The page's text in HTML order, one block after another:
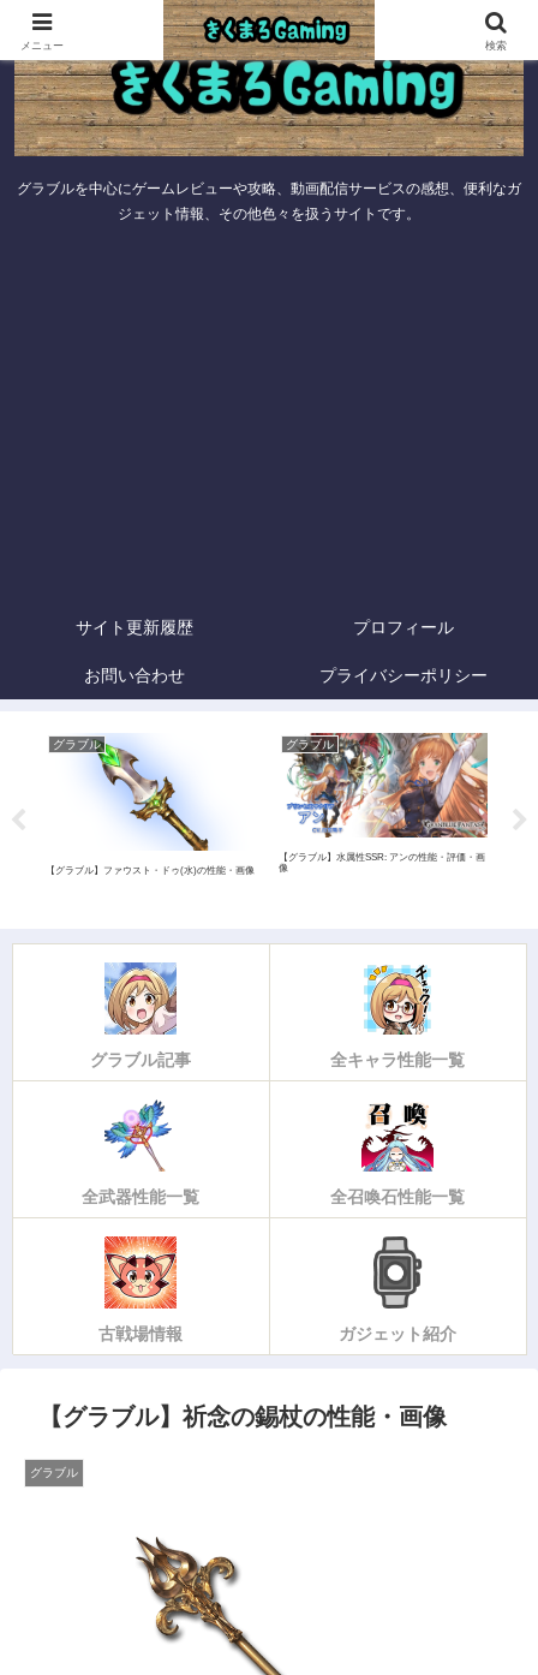
グラブルを中心にゲームレビューや攻略、動画配信サービスの感想、便利なガ
ジェット情報、その他色々を扱うサイトです。
サイト更新履歴 プロフィール
お問い合わせ プライバシーポリシー
グラブル
【グラブル】ファウスト・ドゥ(水)の性能・画像
グラブル
【グラブル】水属性SSR: アンの性能・評価・画
像
グラブル記事 全キャラ性能一覧
全武器性能一覧 全召喚石性能一覧
古戦場情報 ガジェット紹介
【グラブル】祈念の錫杖の性能・画像
グラブル
メニュー 検索